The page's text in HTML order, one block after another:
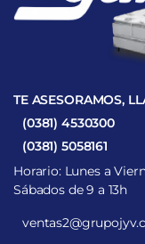
TE ASESORAMOS,
(0381) 4530300
(0381) 5058161
Horario: Lunes a
Sábados de 9 a 13h